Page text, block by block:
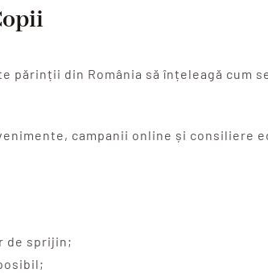
părinții din România să înțeleagă cum
campanii online și consiliere
de sprijin;